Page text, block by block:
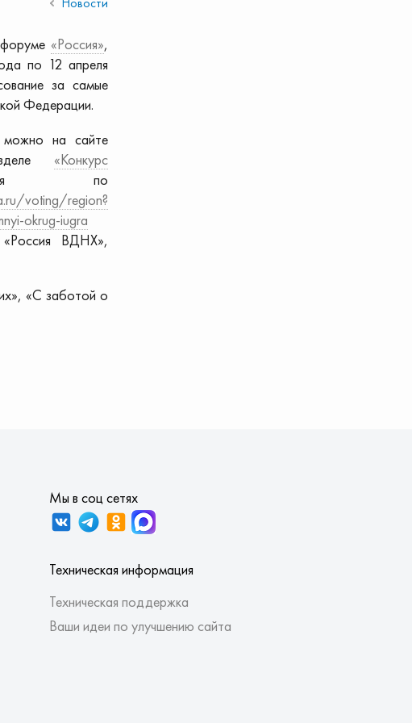
«Россия»,
по 12 апреля
за самые
Федерации.
можно на сайте
«Конкурс
по
voting/region?
okrug-iugra
ВДНХ»,
«С заботой о
Мы в соц сетях
Техническая информация
Техническая поддержка
Ваши идеи по улучшению сайта